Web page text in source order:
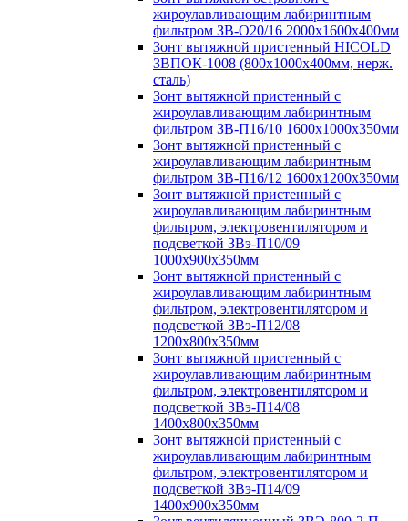
жироулавливающим лабиринтным
фильтром ЗВ-О20/16 2000х1600х400мм
Зонт вытяжной пристенный HICOLD
ЗВПОК-1008 (800х1000х400мм, нерж.
сталь)
Зонт вытяжной пристенный с
жироулавливающим лабиринтным
фильтром ЗВ-П16/10 1600х1000х350мм
Зонт вытяжной пристенный с
жироулавливающим лабиринтным
фильтром ЗВ-П16/12 1600х1200х350мм
Зонт вытяжной пристенный с
жироулавливающим лабиринтным
фильтром, электровентилятором и
подсветкой ЗВэ-П10/09
1000х900х350мм
Зонт вытяжной пристенный с
жироулавливающим лабиринтным
фильтром, электровентилятором и
подсветкой ЗВэ-П12/08
1200х800х350мм
Зонт вытяжной пристенный с
жироулавливающим лабиринтным
фильтром, электровентилятором и
подсветкой ЗВэ-П14/08
1400х800х350мм
Зонт вытяжной пристенный с
жироулавливающим лабиринтным
фильтром, электровентилятором и
подсветкой ЗВэ-П14/09
1400х900х350мм